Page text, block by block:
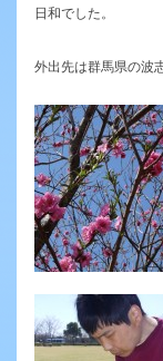
日和でした。
外出先は群馬県の波